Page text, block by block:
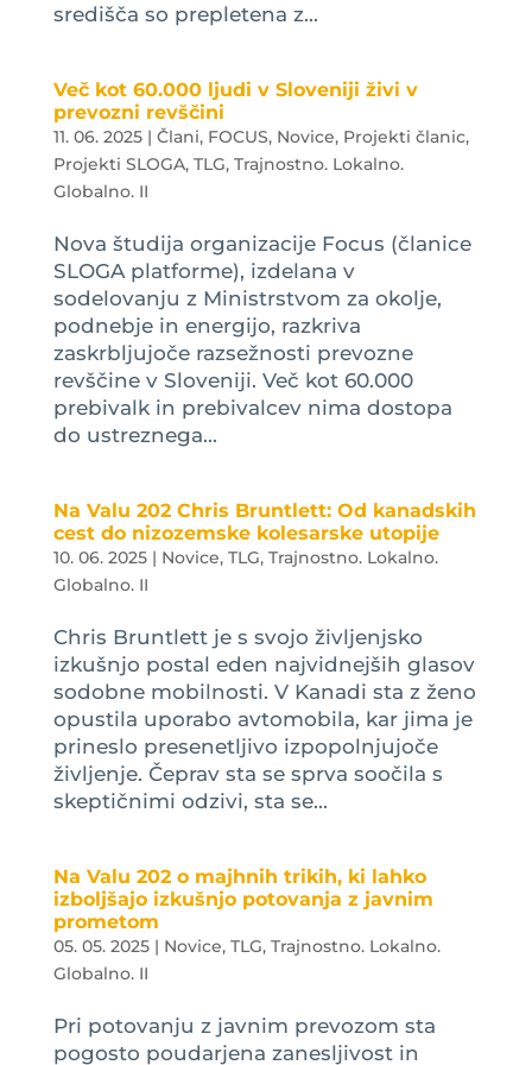
središča so prepletena z...
Več kot 60.000 ljudi v Sloveniji živi v
prevozni revščini
11. 06. 2025| Člani, FOCUS, Novice, Projekti članic,
Projekti SLOGA, TLG, Trajnostno. Lokalno.
Globalno. II
Nova študija organizacije Focus (članice
SLOGA platforme), izdelana v
sodelovanju z Ministrstvom za okolje,
podnebje in energijo, razkriva
zaskrbljujoče razsežnosti prevozne
revščine v Sloveniji. Več kot 60.000
prebivalk in prebivalcev nima dostopa
do ustreznega...
Na Valu 202 Chris Bruntlett: Od kanadskih
cest do nizozemske kolesarske utopije
10. 06. 2025| Novice, TLG, Trajnostno. Lokalno.
Globalno. II
Chris Bruntlett je s svojo življenjsko
izkušnjo postal eden najvidnejših glasov
sodobne mobilnosti. V Kanadi sta z ženo
opustila uporabo avtomobila, kar jima je
prineslo presenetljivo izpopolnjujoče
življenje. Čeprav sta se sprva soočila s
skeptičnimi odzivi, sta se...
Na Valu 202 o majhnih trikih, ki lahko
izboljšajo izkušnjo potovanja z javnim
prometom
05. 05. 2025| Novice, TLG, Trajnostno. Lokalno.
Globalno. II
Pri potovanju z javnim prevozom sta
pogosto poudarjena zanesljivost in